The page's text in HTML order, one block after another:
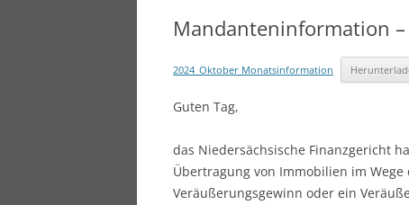
Mandanteninformation
2024_Oktober Monatsinformation
Guten Tag,
das Niedersächsische Finanzgericht
Übertragung von Immobilien im
Veräußerungsgewinn oder ein